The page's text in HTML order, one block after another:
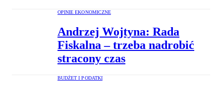
OPINIE EKONOMICZNE
Andrzej Wojtyna: Rada
Fiskalna – trzeba nadrobić
stracony czas
BUDŻET I PODATKI